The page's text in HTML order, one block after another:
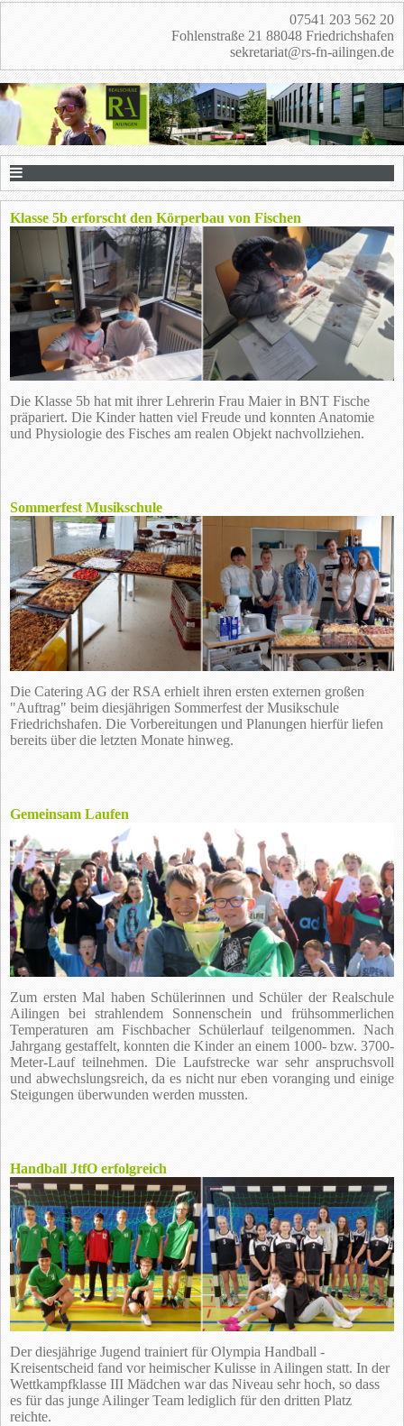
07541 203 562 20
Fohlenstraße 21 88048 Friedrichshafen
sekretariat@rs-fn-ailingen.de
Klasse 5b erforscht den Körperbau von Fischen
Die Klasse 5b hat mit ihrer Lehrerin Frau Maier in BNT Fische
präpariert. Die Kinder hatten viel Freude und konnten Anatomie
und Physiologie des Fisches am realen Objekt nachvollziehen.
Sommerfest Musikschule
Die Catering AG der RSA erhielt ihren ersten externen großen
"Auftrag" beim diesjährigen Sommerfest der Musikschule
Friedrichshafen. Die Vorbereitungen und Planungen hierfür liefen
bereits über die letzten Monate hinweg.
Gemeinsam Laufen
Zum ersten Mal haben Schülerinnen und Schüler der Realschule
Ailingen bei strahlendem Sonnenschein und frühsommerlichen
Temperaturen am Fischbacher Schülerlauf teilgenommen. Nach
Jahrgang gestaffelt, konnten die Kinder an einem 1000- bzw. 3700-
Meter-Lauf teilnehmen. Die Laufstrecke war sehr anspruchsvoll
und abwechslungsreich, da es nicht nur eben voranging und einige
Steigungen überwunden werden mussten.
Handball JtfO erfolgreich
Der diesjährige Jugend trainiert für Olympia Handball -
Kreisentscheid fand vor heimischer Kulisse in Ailingen statt. In der
Wettkampfklasse III Mädchen war das Niveau sehr hoch, so dass
es für das junge Ailinger Team lediglich für den dritten Platz
reichte.